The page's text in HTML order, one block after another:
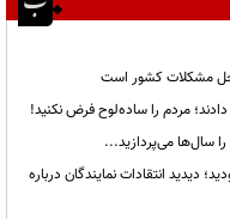
مشکلات کشور است
مردم را ساده‌لوح فرض نکنید!
انتقادات نمایندگان درباره